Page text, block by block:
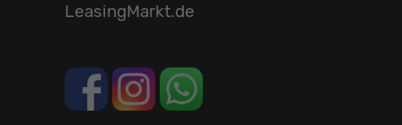
LeasingMarkt.de